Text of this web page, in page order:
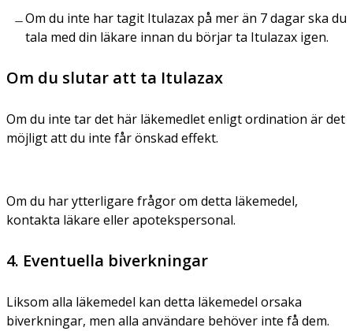
Om du inte har tagit Itulazax på mer än 7 dagar ska du
tala med din läkare innan du börjar ta Itulazax igen.
Om du slutar att ta Itulazax
Om du inte tar det här läkemedlet enligt ordination är det
möjligt att du inte får önskad effekt.
Om du har ytterligare frågor om detta läkemedel,
kontakta läkare eller apotekspersonal.
4. Eventuella biverkningar
Liksom alla läkemedel kan detta läkemedel orsaka
biverkningar, men alla användare behöver inte få dem.